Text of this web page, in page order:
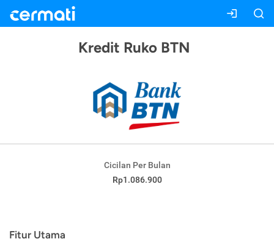
Kredit Ruko BTN
Cicilan Per Bulan
Rp1.086.900
Fitur Utama